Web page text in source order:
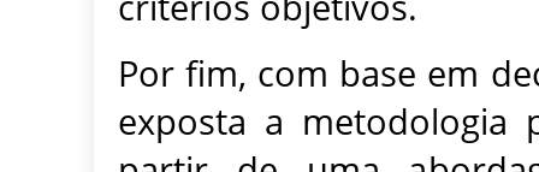
Por fim, com base em
exposta a metodologia